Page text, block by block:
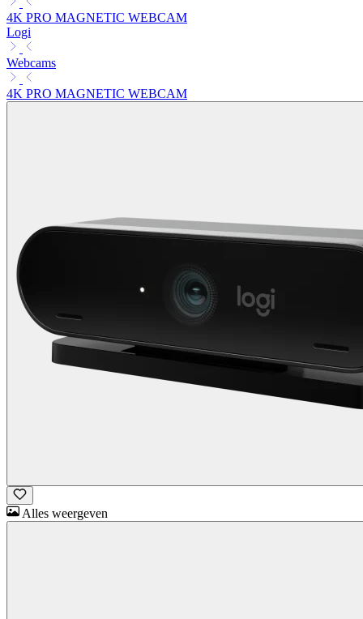
4K PRO MAGNETIC WEBCAM
Logi
Webcams
4K PRO MAGNETIC WEBCAM
Alles weergeven